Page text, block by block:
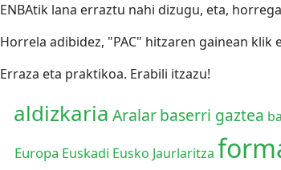
ENBAtik lana erraztu nahi dizugu, eta,
Horrela adibidez, "PAC" hitzaren gainean
Erraza eta praktikoa. Erabili itzazu!
aldizkaria Aralarbaserri gaztea
Europa Euskadi Eusko Jaurlaritza